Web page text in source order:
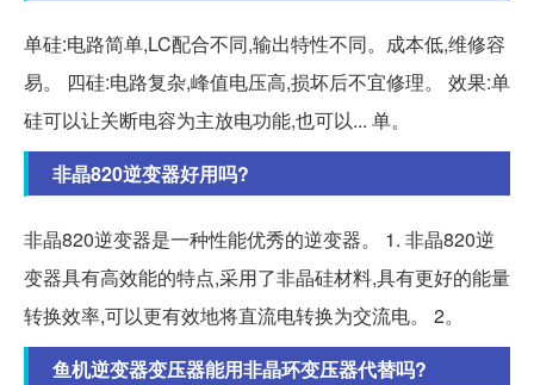
单硅:电路简单,LC配合不同,输出特性不同。成本低,维修容
易。 四硅:电路复杂,峰值电压高,损坏后不宜修理。 效果:单
硅可以让关断电容为主放电功能,也可以... 单。
非晶820逆变器好用吗?
非晶820逆变器是一种性能优秀的逆变器。 1. 非晶820逆
变器具有高效能的特点,采用了非晶硅材料,具有更好的能量
转换效率,可以更有效地将直流电转换为交流电。 2。
鱼机逆变器变压器能用非晶环变压器代替吗?